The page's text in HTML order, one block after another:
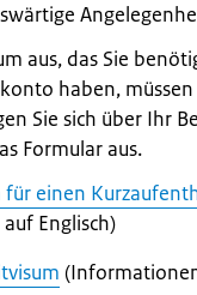
aus, das Sie
haben, müssen
Sie sich über Ihr
Formular aus.
für einen
Englisch)